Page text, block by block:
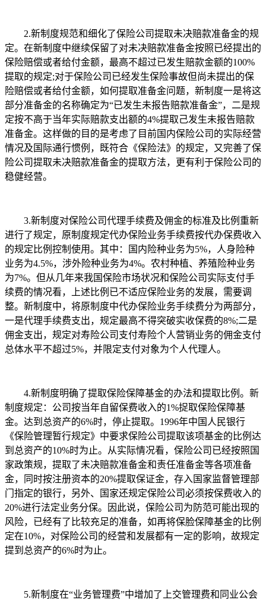
2.新制度规范和细化了保险公司提取未决赔款准备金的规
定。在新制度中继续保留了对未决赔款准备金按照已经提出的
保险赔偿或者给付金额，最高不超过已发生赔款金额的100%
提取的规定;对于保险公司已经发生保险事故但尚未提出的保
险赔偿或者给付金额，如何提取准备金问题，新制度一是将这
部分准备金的名称确定为“已发生未报告赔款准备金”，二是规
定按不高于当年实际赔款支出额的4%提取己发生未报告赔款
准备金。这样做的目的是考虑了目前国内保险公司的实际经营
情况及国际通行惯例，既符合《保险法》的规定，又完善了保
险公司提取未决赔款准备金的提取方法，更有利于保险公司的
稳健经营。
3.新制度对保险公司代理手续费及佣金的标准及比例重新
进行了规定，原制度规定代办保险业务手续费按代办保费收入
的规定比例控制使用。其中：国内险种业务为5%，人身险种
业务为4.5%，涉外险种业务为4%。农村种植、养殖险种业务
为7%。但从几年来我国保险市场状况和保险公司实际支付手
续费的情况看，上述比例已不适应保险业务的发展，需要调
整。新制度中，将原制度中代办保险业务手续费分为两部分，
一是代理手续费支出，规定最高不得突破实收保费的8%;二是
佣金支出，规定对寿险公司支付寿险个人营销业务的佣金支付
总体水平不超过5%，并限定支付对象为个人代理人。
4.新制度明确了提取保险保障基金的办法和提取比例。新
制度规定：公司按当年自留保费收入的1%捉取保险保障基
金。达到总资产的6%时，停止提取。1996年中国人民银行
《保险管理暂行规定》中要求保险公司提取该项基金的比例达
到总资产的10%时为止。从实际情况看，保险公司已经按照国
家政策规，提取了未决赔款准备金和责任准备金等各项准备
金，同时按注册资本的20%提取保证金，存入国家监督管理部
门指定的银行，另外、国家还规定保险公司必须按保费收入的
20%进行法定业务分保。因此说，保险公司为防范可能出现的
风险，已经有了比较充足的准备，如再将保脸保障基金的比例
定在10%，对保险公司的经营和发展都有一定的影响，故规定
提到总资产的6%时为止。
5.新制度在“业务管理费”中增加了上交管理费和同业公会